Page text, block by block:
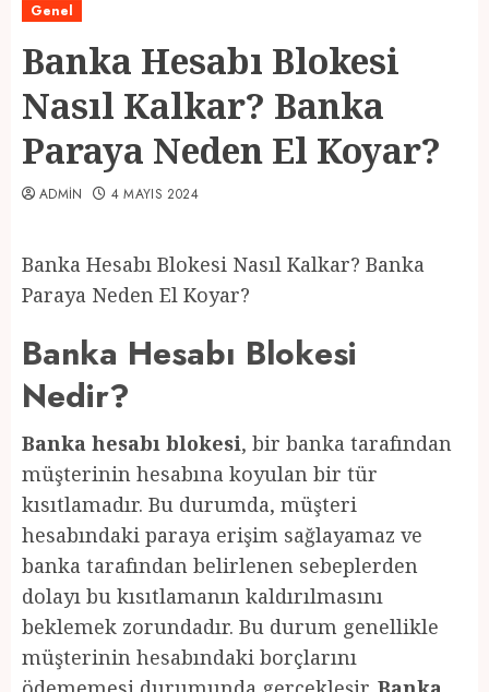
Genel
Banka Hesabı Blokesi
Nasıl Kalkar? Banka
Paraya Neden El Koyar?
ADMIN 4 MAYIS 2024
Banka Hesabı Blokesi Nasıl Kalkar? Banka
Paraya Neden El Koyar?
Banka Hesabı Blokesi
Nedir?
Banka hesabı blokesi, bir banka tarafından
müşterinin hesabına koyulan bir tür
kısıtlamadır. Bu durumda, müşteri
hesabındaki paraya erişim sağlayamaz ve
banka tarafından belirlenen sebeplerden
dolayı bu kısıtlamanın kaldırılmasını
beklemek zorundadır. Bu durum genellikle
müşterinin hesabındaki borçlarını